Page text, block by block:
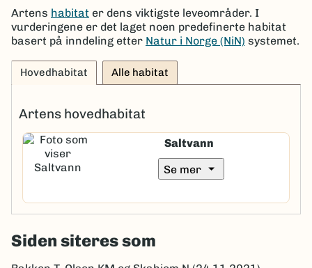
Artens habitat er dens viktigste leveområder. I
vurderingene er det laget noen predefinerte habitat
basert på inndeling etter Natur i Norge (NiN) systemet.
Hovedhabitat Alle habitat
Artens hovedhabitat
Saltvann
Se mer arrow_drop_down
Siden siteres som